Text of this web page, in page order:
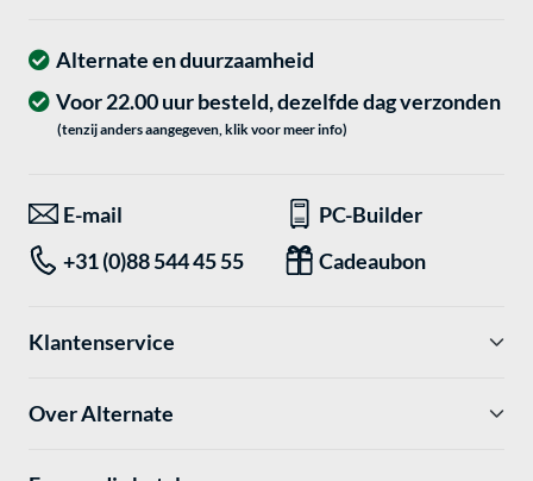
Alternate en duurzaamheid
Voor 22.00 uur besteld, dezelfde dag verzonden
(tenzij anders aangegeven, klik voor meer info)
E-mail
PC-Builder
+31 (0)88 544 45 55
Cadeaubon
Klantenservice
Over Alternate